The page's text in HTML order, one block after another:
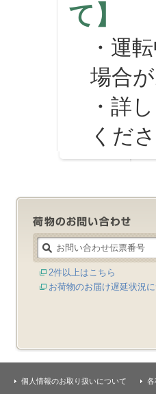
て】
・運転
場合
・詳し
くださ
2件以上はこちら
お荷物のお届け遅延状況
個人情報のお取り扱いについて 各